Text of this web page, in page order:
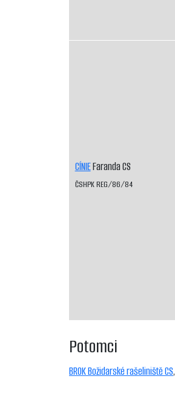
CÍNIEFaranda CS
ČSHPK REG/86/84
Potomci
BROK Božidarské rašeliniště CS,